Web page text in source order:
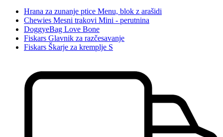
Hrana za zunanje ptice Menu, blok z arašidi
Chewies Mesni trakovi Mini - perutnina
DoggyeBag Love Bone
Fiskars Glavnik za razčesavanje
Fiskars Škarje za kremplje S